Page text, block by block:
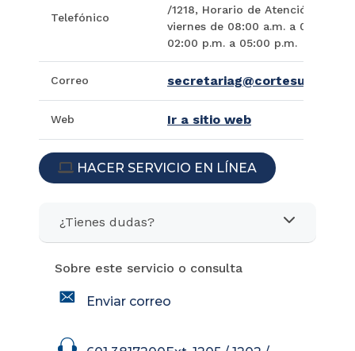
Telefónico
/1218, Horario de Atención: de
viernes de 08:00 a.m. a 01:00
02:00 p.m. a 05:00 p.m.
Correo
Web Ir a sitio web
ICON
HACER SERVICIO EN LÍNEA
¿Tienes dudas?
Sobre este servicio o consulta
Enviar correo